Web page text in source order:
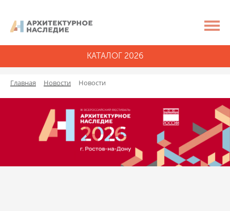
КАТАЛОГ 2026
Главная Новости Новости